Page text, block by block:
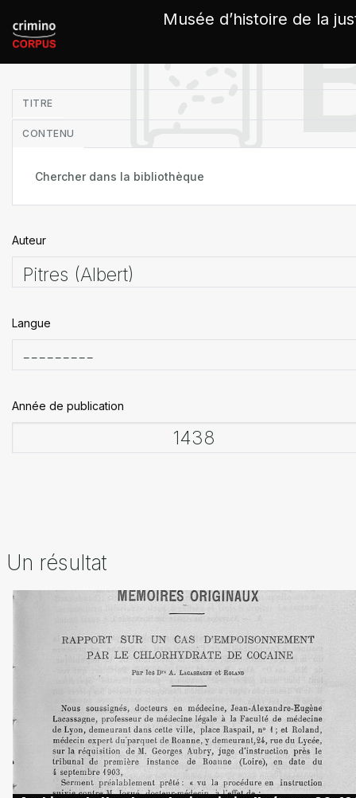
Musée d’histoire de la
TITRE
CONTENU
Auteur
Langue
Année de publication
Un résultat
Panneau de gestion des cookies